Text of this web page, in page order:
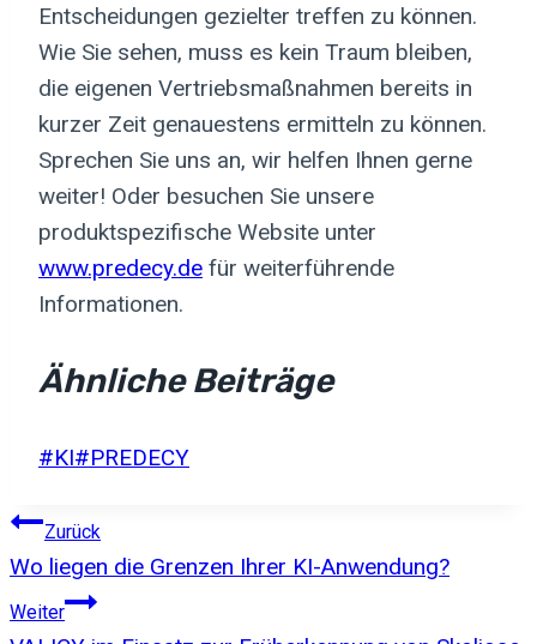
Entscheidungen gezielter treffen zu können.
Wie Sie sehen, muss es kein Traum bleiben,
die eigenen Vertriebsmaßnahmen bereits in
kurzer Zeit genauestens ermitteln zu können.
Sprechen Sie uns an, wir helfen Ihnen gerne
weiter! Oder besuchen Sie unsere
produktspezifische Website unter
www.predecy.de für weiterführende
Informationen.
Ähnliche Beiträge
Schlagworte:
#KI#PREDECY
Beitragsnavigation
Zurück
Wo liegen die Grenzen Ihrer KI-Anwendung?
Weiter